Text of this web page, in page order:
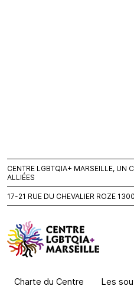
CENTRE LGBTQIA+ MARSEILLE, UN
ALLIÉES
17-21 RUE DU CHEVALIER ROZE
Charte du Centre Les